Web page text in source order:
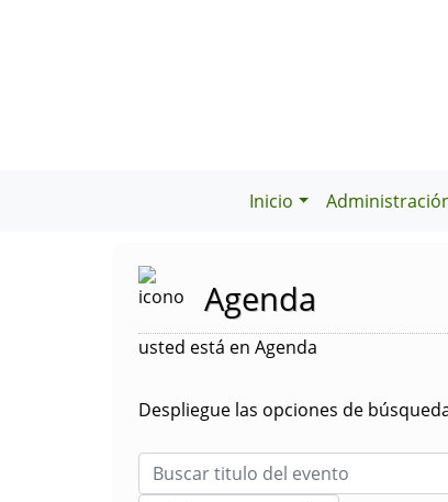
Inicio
Agenda
usted está en Agenda
Despliegue las opciones de